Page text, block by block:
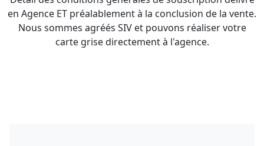
en Agence ET préalablement à la conclusion de la vente.
Nous sommes agréés SIV et pouvons réaliser votre
carte grise directement à l'agence.